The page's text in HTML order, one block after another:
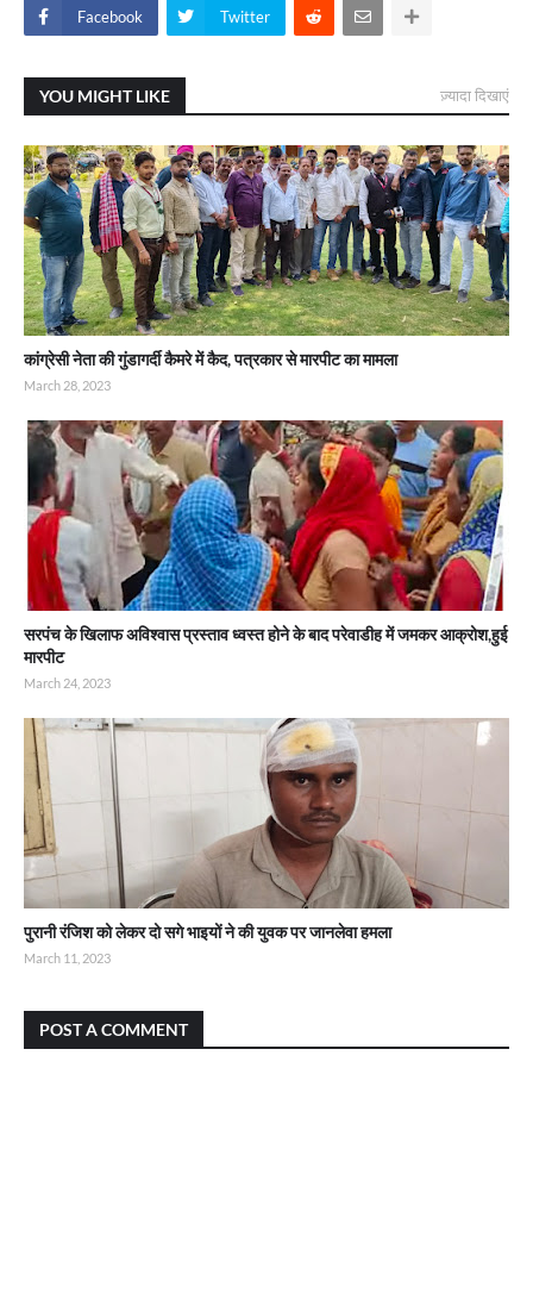
Facebook Twitter
YOU MIGHT LIKE ज़्यादा दिखाएं
कांग्रेसी नेता की गुंडागर्दी कैमरे में कैद, पत्रकार से मारपीट का मामला
March 28, 2023
सरपंच के खिलाफ अविश्वास प्रस्ताव ध्वस्त होने के बाद परेवाडीह में जमकर आक्रोश,हुई
मारपीट
March 24, 2023
पुरानी रंजिश को लेकर दो सगे भाइयों ने की युवक पर जानलेवा हमला
March 11, 2023
POST A COMMENT